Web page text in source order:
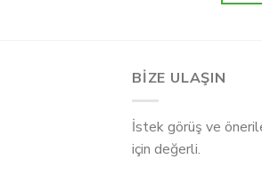
BİZE ULAŞIN
İstek görüş ve
için değerli.